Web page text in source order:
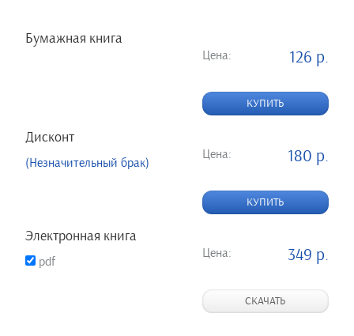
Бумажная книга
Цена: 126 р.
КУПИТЬ
Дисконт
(Незначительный брак)
Цена: 180 р.
КУПИТЬ
Электронная книга
pdf
Цена: 349 р.
СКАЧАТЬ